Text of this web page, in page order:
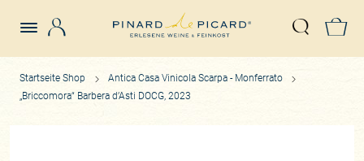
Suche
Startseite Shop
Antica Casa Vinicola Scarpa - Monferrato
„Briccomora“ Barbera d’Asti DOCG, 2023